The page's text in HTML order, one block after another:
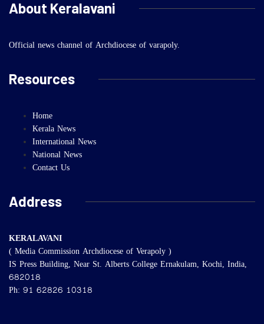
About Keralavani
Official news channel of Archdiocese of varapoly.
Resources
Home
Kerala News
International News
National News
Contact Us
Address
KERALAVANI
( Media Commission Archdiocese of Verapoly )
IS Press Building, Near St. Alberts College Ernakulam, Kochi, India,
682018
Ph: 91 62826 10318